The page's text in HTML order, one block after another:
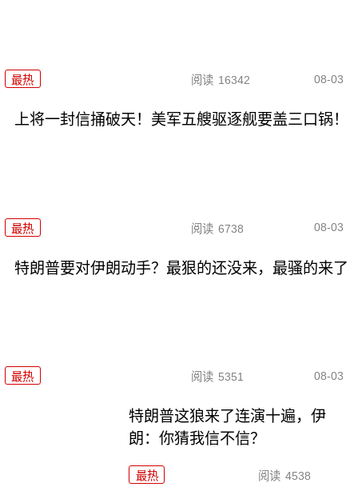
最热 阅读 16342 08-03
上将一封信捅破天！美军五艘驱逐舰要盖三口锅！
最热 阅读 6738 08-03
特朗普要对伊朗动手？最狠的还没来，最骚的来了
最热 阅读 5351 08-03
特朗普这狼来了连演十遍，伊
朗：你猜我信不信？
最热 阅读 4538